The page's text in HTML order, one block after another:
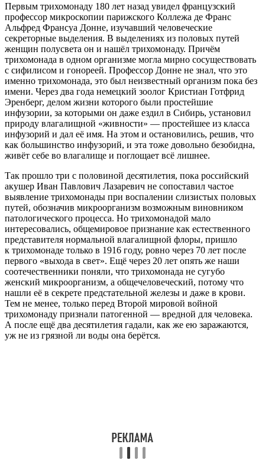
Первым трихомонаду 180 лет назад увидел французский
профессор микроскопии парижского Коллежа де Франс
Альфред Франсуа Донне, изучавший человеческие
секреторные выделения. В выделениях из половых путей
женщин полусвета он и нашёл трихомонаду. Причём
трихомонада в одном организме могла мирно сосуществовать
с сифилисом и гонореей. Профессор Донне не знал, что это
именно трихомонада, это был неизвестный организм пока без
имени. Через два года немецкий зоолог Кристиан Готфрид
Эренберг, делом жизни которого были простейшие
инфузории, за которыми он даже ездил в Сибирь, установил
природу влагалищной «живности» — простейшее из класса
инфузорий и дал её имя. На этом и остановились, решив, что
как большинство инфузорий, и эта тоже довольно безобидна,
живёт себе во влагалище и поглощает всё лишнее.
Так прошло три с половиной десятилетия, пока российский
акушер Иван Павлович Лазаревич не сопоставил частое
выявление трихомонады при воспалении слизистых половых
путей, обозначив микроорганизм возможным виновником
патологического процесса. Но трихомонадой мало
интересовались, общемировое признание как естественного
представителя нормальной влагалищной флоры, пришло
к трихомонаде только в 1916 году, ровно через 70 лет после
первого «выхода в свет». Ещё через 20 лет опять же наши
соотечественники поняли, что трихомонада не сугубо
женский микроорганизм, а общечеловеческий, потому что
нашли её в секрете предстательной железы и даже в крови.
Тем не менее, только перед Второй мировой войной
трихомонаду признали патогенной — вредной для человека.
А после ещё два десятилетия гадали, как же ею заражаются,
уж не из грязной ли воды она берётся.